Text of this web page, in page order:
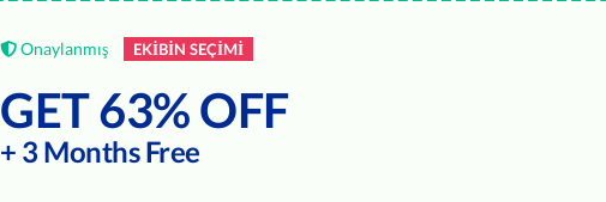
Onaylanmış EKIBIN SEÇIMI
GET 63% OFF
+ 3 Months Free